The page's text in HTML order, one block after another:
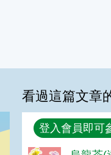
看過這篇文章
回覆
登入會員即可